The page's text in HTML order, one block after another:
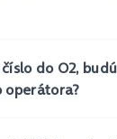
do O2,
operátora?